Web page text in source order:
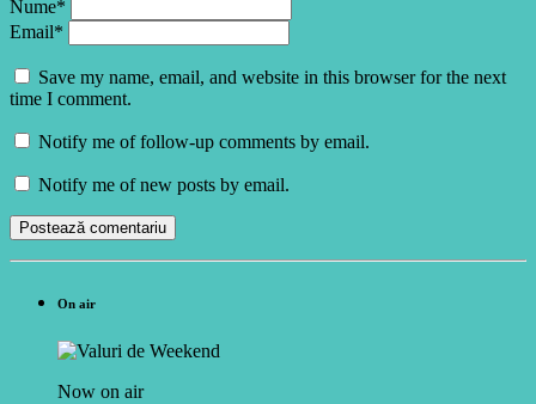
Nume*
Email*
Save my name, email, and website in this browser for the next
time I comment.
Notify me of follow-up comments by email.
Notify me of new posts by email.
On air
Now on air